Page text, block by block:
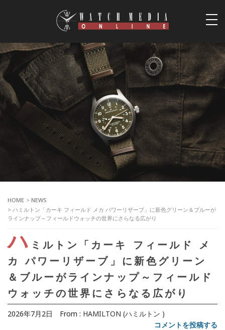
HOME > NEWS
> ハミルトン「カーキ フィールド メカ パワーリザーブ」に新色グリーン＆ブルーが
ラインナップ～フィールドウォッチの世界にさらなる広がり
ハ ミルトン「カーキ フィールド メ
カ パワーリザーブ」に新色グリーン
＆ブルーがラインナップ～フィールド
ウォッチの世界にさらなる広がり
2026年7月2日 From : HAMILTON (ハミルトン )
コメントを投稿する